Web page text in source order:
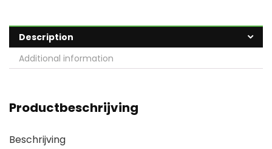
Description
Additional information
Productbeschrijving
Beschrijving